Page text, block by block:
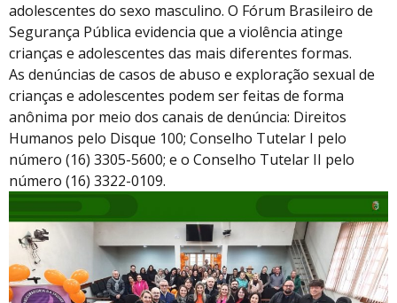
adolescentes do sexo masculino. O Fórum Brasileiro de
Segurança Pública evidencia que a violência atinge
crianças e adolescentes das mais diferentes formas.
As denúncias de casos de abuso e exploração sexual de
crianças e adolescentes podem ser feitas de forma
anônima por meio dos canais de denúncia: Direitos
Humanos pelo Disque 100; Conselho Tutelar I pelo
número (16) 3305-5600; e o Conselho Tutelar II pelo
número (16) 3322-0109.